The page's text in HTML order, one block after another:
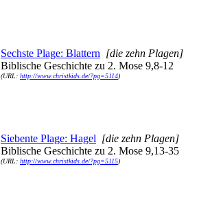
Sechste Plage: Blattern [die zehn Plagen]
Biblische Geschichte zu 2. Mose 9,8-12
(URL: http://www.christkids.de/?pg=5114)
Siebente Plage: Hagel [die zehn Plagen]
Biblische Geschichte zu 2. Mose 9,13-35
(URL: http://www.christkids.de/?pg=5115)